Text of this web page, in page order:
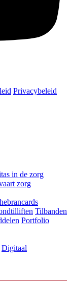
Privacybeleid
in de zorg
zorg
Tilbanden
Portfolio
Digitaal